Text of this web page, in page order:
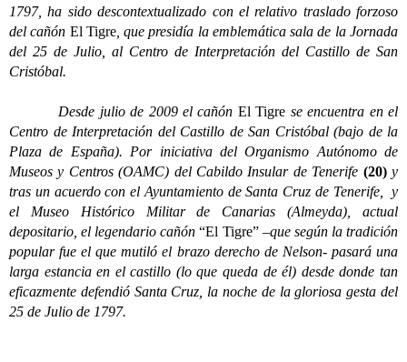
1797, ha sido descontextualizado con el relativo traslado forzoso
del cañón El Tigre, que presidía la emblemática sala de la Jornada
del 25 de Julio, al Centro de Interpretación del Castillo de San
Cristóbal.
Desde julio de 2009 el cañón El Tigre se encuentra en el
Centro de Interpretación del Castillo de San Cristóbal (bajo de la
Plaza de España). Por iniciativa del Organismo Autónomo de
Museos y Centros (OAMC) del Cabildo Insular de Tenerife (20)y
tras un acuerdo con el Ayuntamiento de Santa Cruz de Tenerife, y
el Museo Histórico Militar de Canarias (Almeyda), actual
depositario, el legendario cañón“El Tigre”–que según la tradición
popular fue el que mutiló el brazo derecho de Nelson- pasará una
larga estancia en el castillo (lo que queda de él) desde donde tan
eficazmente defendió Santa Cruz, la noche de la gloriosa gesta del
25 de Julio de 1797.